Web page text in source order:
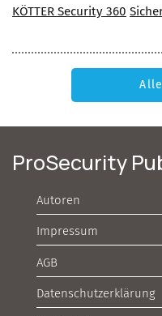
KÖTTER Security 360
ProSecurity
Autoren
Impressum
AGB
Datenschutzerklärung